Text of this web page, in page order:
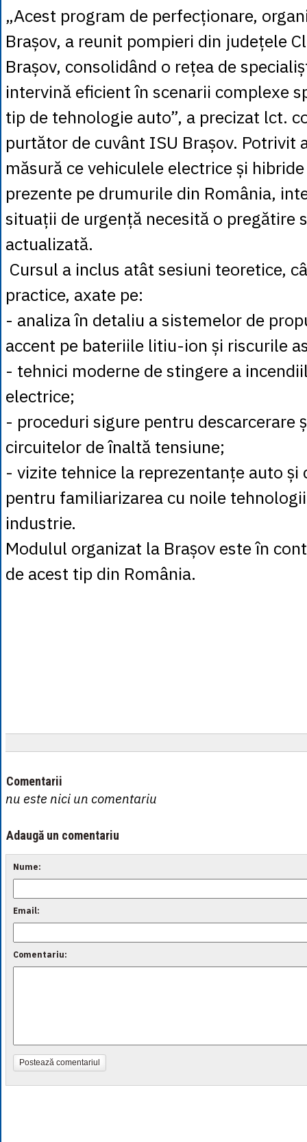
„Acest program de perfecționare,
Brașov, a reunit pompieri din județele
Brașov, consolidând o rețea de
intervină eficient în scenarii complexe
tip de tehnologie auto”, a precizat lct.
purtător de cuvânt ISU Brașov. Potrivit
măsură ce vehiculele electrice și
prezente pe drumurile din România,
situații de urgență necesită o pregătire
actualizată.
Cursul a inclus atât sesiuni teoretice,
practice, axate pe:
- analiza în detaliu a sistemelor de
accent pe bateriile litiu-ion și riscurile
- tehnici moderne de stingere a
electrice;
- proceduri sigure pentru descarcerare
circuitelor de înaltă tensiune;
- vizite tehnice la reprezentanțe auto și
pentru familiarizarea cu noile
industrie.
Modulul organizat la Brașov este în
de acest tip din România.
Comentarii
nu este nici un comentariu
Adaugă un comentariu
Nume:
Email:
Comentariu:
Postează comentariul